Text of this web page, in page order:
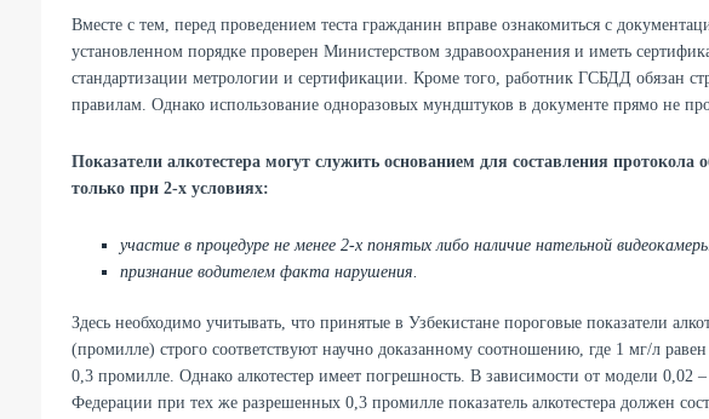
Вместе с тем, перед проведением теста гражданин вправе ознакомиться с
установленном порядке проверен Министерством здравоохранения и иметь
стандартизации метрологии и сертификации. Кроме того, работник ГСБДД обязан
правилам. Однако использование одноразовых мундштуков в документе прямо не
Показатели алкотестера могут служить основанием для составления
только при 2-х условиях:
участие в процедуре не менее 2-х понятых либо наличие нательной
признание водителем факта нарушения.
Здесь необходимо учитывать, что принятые в Узбекистане пороговые показатели
(промилле) строго соответствуют научно доказанному соотношению, где 1 мг/л
0,3 промилле. Однако алкотестер имеет погрешность. В зависимости от модели 0,02
Федерации при тех же разрешенных 0,3 промилле показатель алкотестера должен